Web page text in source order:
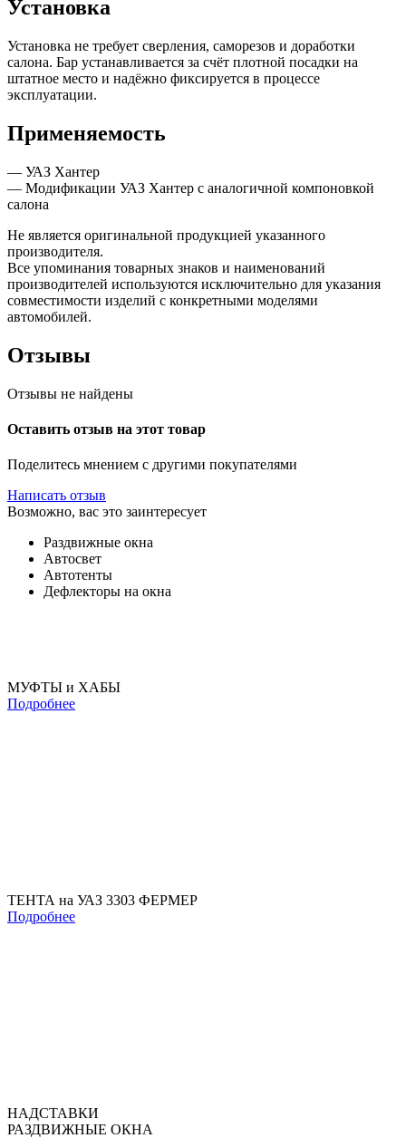
Установка
Установка не требует сверления, саморезов и доработки
салона. Бар устанавливается за счёт плотной посадки на
штатное место и надёжно фиксируется в процессе
эксплуатации.
Применяемость
— УАЗ Хантер
— Модификации УАЗ Хантер с аналогичной компоновкой
салона
Не является оригинальной продукцией указанного
производителя.
Все упоминания товарных знаков и наименований
производителей используются исключительно для указания
совместимости изделий с конкретными моделями
автомобилей.
Отзывы
Отзывы не найдены
Оставить отзыв на этот товар
Поделитесь мнением с другими покупателями
Написать отзыв
Возможно, вас это заинтересует
Раздвижные окна
Автосвет
Автотенты
Дефлекторы на окна
МУФТЫ и ХАБЫ
Подробнее
ТЕНТА на УАЗ 3303 ФЕРМЕР
Подробнее
НАДСТАВКИ
РАЗДВИЖНЫЕ ОКНА